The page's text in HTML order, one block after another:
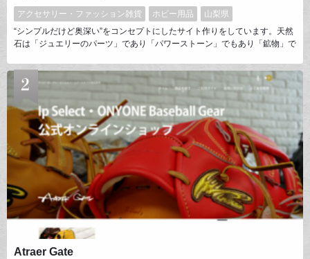
アクセサリー・ファッション雑貨 ホビー用品
山梨県
“シンプルだけど奥深い”をコンセプトにしたサイト作りをしています。天然
石は「ジュエリーのパーツ」であり「パワーストーン」でもあり「鉱物」で
っかり届けるのがkenkengems.comの魅力だと思っています。サイト開設か
ら15年間、多くのハンドメイド作家様、大手ジュエリーブランドからご愛
顧いただいています。
Atraer Gate